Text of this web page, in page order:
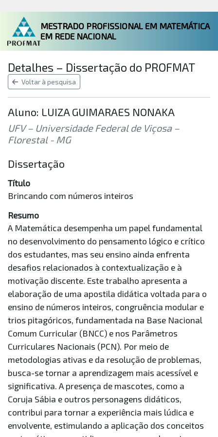
MESTRADO PROFISSIONAL EM MATEMÁTICA
EM REDE NACIONAL
Detalhes – Dissertação do PROFMAT
Voltar à pesquisa
Aluno: LUIZA GUIMARAES NONAKA
UFV – Universidade Federal de Viçosa –
Florestal - MG
Dissertação
Título
Brincando com números inteiros
Resumo
A Matemática desempenha um papel fundamental
no desenvolvimento do pensamento lógico e crítico
dos estudantes, mas seu ensino ainda enfrenta
desafios relacionados à contextualização e à
motivação discente. Este trabalho apresenta a
elaboração de uma apostila didática voltada para o
ensino de números inteiros, congruência modular e
trios pitagóricos, fundamentada na Base Nacional
Comum Curricular (BNCC) e nos Parâmetros
Curriculares Nacionais (PCN). Por meio de
metodologias ativas e da resolução de problemas,
busca-se tornar a aprendizagem mais acessível e
significativa. A presença de mascotes, como a
Coruja Sábia e outros personagens didáticos,
contribui para tornar a experiência mais lúdica e
envolvente, estimulando a aplicação dos conceitos